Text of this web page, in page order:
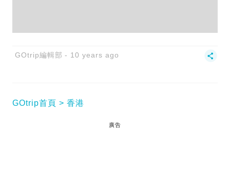
GOtrip編輯部 10 years ago
GOtrip首頁 香港
廣告